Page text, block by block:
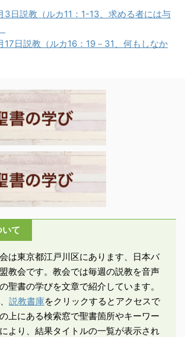
の国の
いう疑
の後、
領主を
、死海
スはそ
教団か
を、私たちから学びまし
うに歩んでいますが、ど
うか、その歩みを今後も
どのように命令したか、
あなたがたはよく知って
いるはずです。実に、神
加され
のうち4
）で
的は教
、聖書
費は無
世記原
ます。
のか、
に読む
す。私
語を、
受け止
は私た
のとな
私たち
神 ...
3日説教（ルカ11：1-13、求める者には与
17日説教（ルカ16：19－31、何もしなか
て
は東京都江戸川区にあります、日本バ
教会です。教会では毎週の説教を音声
聖書の学びを文章で紹介しています。
説教書庫をクリックするとアクセスで
上にある検索窓で聖書箇所やキーワー
より、結果タイトルの一覧が表示され